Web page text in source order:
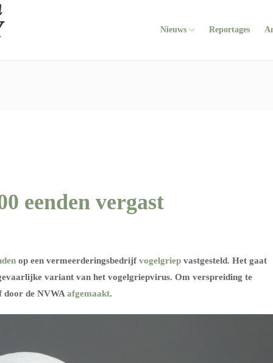
Nieuws Reportages
eenden vergast
op een vermeerderingsbedrijf vogelgriep vastgesteld. Het gaat
variant van het vogelgriepvirus. Om verspreiding te
door de NVWA afgemaakt.